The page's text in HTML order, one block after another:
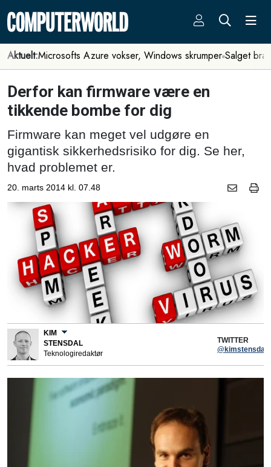
Aktuelt:Microsofts Azure vokser, Windows skrumper Salget
Derfor kan firmware være en
tikkende bombe for dig
Firmware kan meget vel udgøre en
gigantisk sikkerhedsrisiko for dig. Se her,
hvad problemet er.
20. marts 2014 kl. 07.48
KIM
STENSDAL
Teknologiredaktør
TWITTER
@kimstensdal